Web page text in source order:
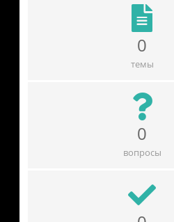
0
темы
0
вопросы